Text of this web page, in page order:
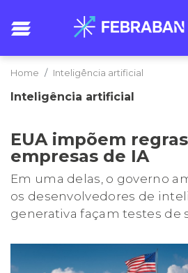
Home Inteligência artificial
Inteligência artificial
EUA impõem
empresas de IA
Em uma delas, o governo
os desenvolvedores de
generativa façam testes de